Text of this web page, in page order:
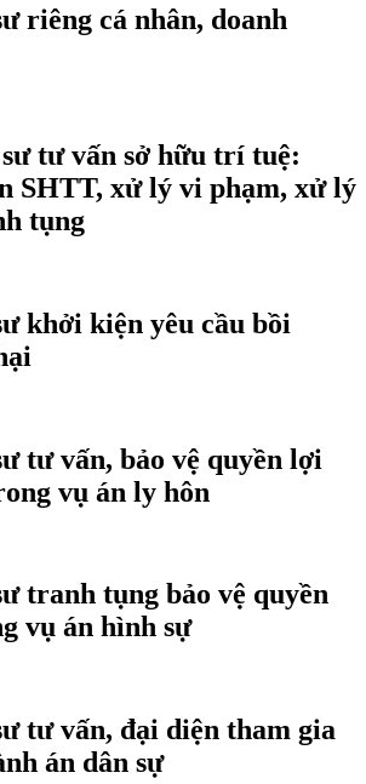
riêng cá nhân, doanh
tư vấn sở hữu trí tuệ:
SHTT, xử lý vi phạm, xử lý
tụng
khởi kiện yêu cầu bồi
tư vấn, bảo vệ quyền lợi
vụ án ly hôn
tranh tụng bảo vệ quyền
vụ án hình sự
tư vấn, đại diện tham gia
án dân sự